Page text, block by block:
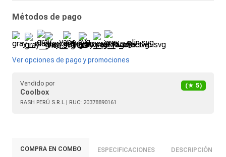
Métodos de pago
Ver opciones de pago y promociones
Vendido por
Coolbox
(★ 5)
RASH PERÚ S.R.L | RUC: 20378890161
COMPRA EN COMBO ESPECIFICACIONES DESCRIPCIÓN